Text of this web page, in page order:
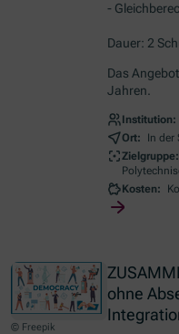
-
Dauer: 2
Das
Jahren.
Institution:
Ort:
In der
Zielgruppe:
Kosten:
© Freepik
ohne